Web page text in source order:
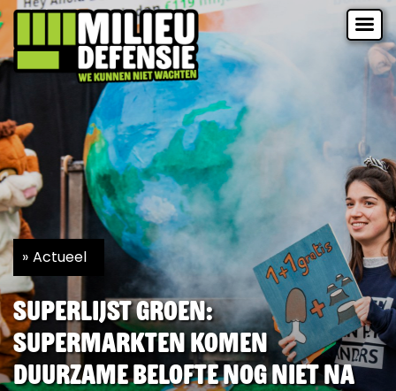
Actueel
Superlijst Groen:
supermarkten komen
duurzame belofte nog niet na